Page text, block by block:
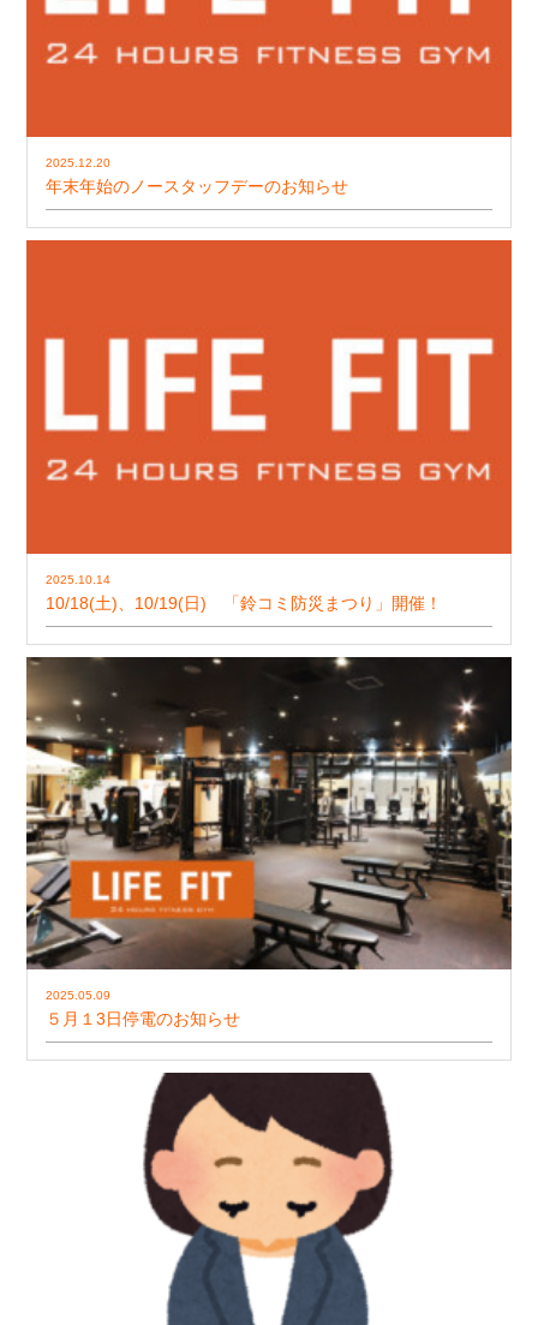
2025.12.20
年末年始のノースタッフデーのお知らせ
2025.10.14
10/18(土)、10/19(日) 「鈴コミ防災まつり」開催！
2025.05.09
５月１3日停電のお知らせ